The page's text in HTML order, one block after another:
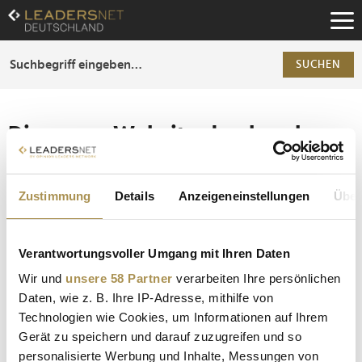
Zustimmung Details Anzeigeneinstellungen
Verantwortungsvoller Umgang mit Ihren Daten
Wir und unsere 58 Partner verarbeiten Ihre persönlichen
Daten, wie z. B. Ihre IP-Adresse, mithilfe von
Technologien wie Cookies, um Informationen auf Ihrem
Gerät zu speichern und darauf zuzugreifen und so
personalisierte Werbung und Inhalte, Messungen von
Zum
Inhalt
Zur
Fußzeilen-
SUCHEN
Die ganze Website durchsuchen
Die Anfrage ergab 0 Treffer.
Tipp
Seiten suchen, die genau diese Wortgruppe enthalten:
Anführungszeichen: zb "Vorname Nachname".